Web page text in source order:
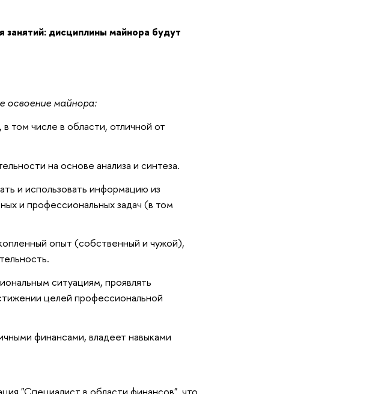
дисциплины майнора будут
освоение майнора:
том числе в области, отличной от
на основе анализа и синтеза.
и использовать информацию из
и профессиональных задач (в том
опыт (собственный и чужой),
ситуациям, проявлять
целей профессиональной
финансами, владеет навыками